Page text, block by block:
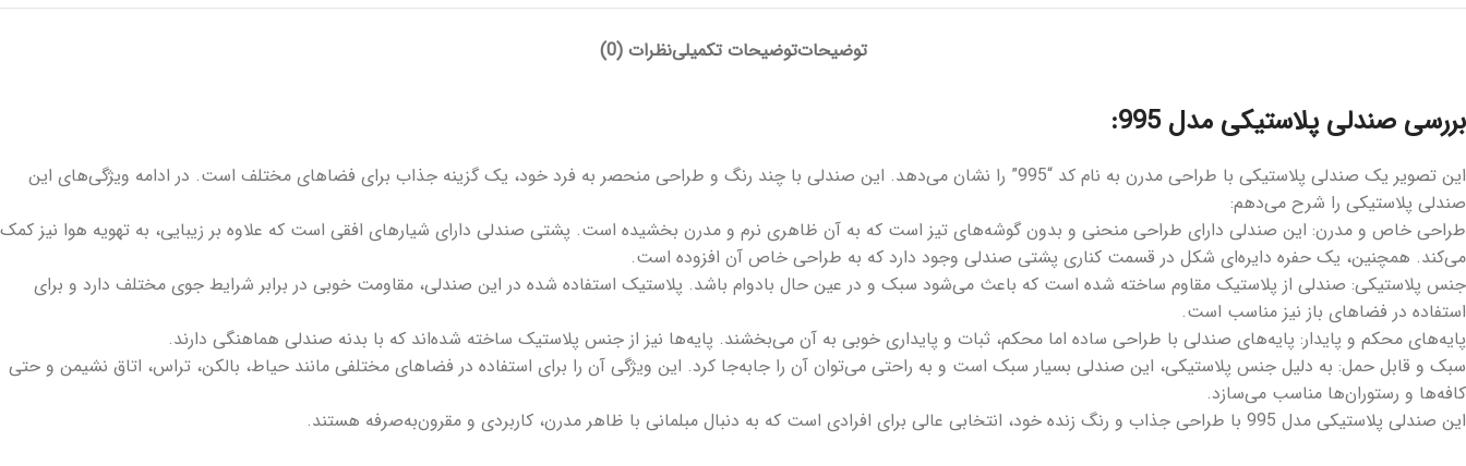
توضیحاتتوضیحات تکمیلینظرات (0)
بررسی صندلی پلاستیکی مدل 995:
این تصویر یک صندلی پلاستیکی با طراحی مدرن به نام کد “995” را نشان می‌دهد. این صندلی با چند رنگ و طراحی منحصر به فرد خود، یک گزینه جذاب برای فضاهای مختلف است. در ادامه ویژگی‌های این
صندلی پلاستیکی را شرح می‌دهم:
طراحی خاص و مدرن: این صندلی دارای طراحی منحنی و بدون گوشه‌های تیز است که به آن ظاهری نرم و مدرن بخشیده است. پشتی صندلی دارای شیارهای افقی است که علاوه بر زیبایی، به تهویه هوا نیز کمک
می‌کند. همچنین، یک حفره دایره‌ای شکل در قسمت کناری پشتی صندلی وجود دارد که به طراحی خاص آن افزوده است.
جنس پلاستیکی: صندلی از پلاستیک مقاوم ساخته شده است که باعث می‌شود سبک و در عین حال بادوام باشد. پلاستیک استفاده شده در این صندلی، مقاومت خوبی در برابر شرایط جوی مختلف دارد و برای
استفاده در فضاهای باز نیز مناسب است.
پایه‌های محکم و پایدار: پایه‌های صندلی با طراحی ساده اما محکم، ثبات و پایداری خوبی به آن می‌بخشند. پایه‌ها نیز از جنس پلاستیک ساخته شده‌اند که با بدنه صندلی هماهنگی دارند.
سبک و قابل حمل: به دلیل جنس پلاستیکی، این صندلی بسیار سبک است و به راحتی می‌توان آن را جابه‌جا کرد. این ویژگی آن را برای استفاده در فضاهای مختلفی مانند حیاط، بالکن، تراس، اتاق نشیمن و حتی
کافه‌ها و رستوران‌ها مناسب می‌سازد.
این صندلی پلاستیکی مدل 995 با طراحی جذاب و رنگ زنده خود، انتخابی عالی برای افرادی است که به دنبال مبلمانی با ظاهر مدرن، کاربردی و مقرون‌به‌صرفه هستند.